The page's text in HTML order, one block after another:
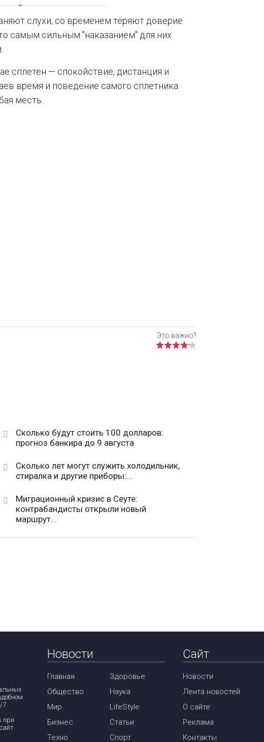
слухи, со временем теряют доверие
самым сильным "наказанием" для них
сплетен — спокойствие, дистанция и
время и поведение самого сплетника
месть.
Сколько будут стоить 100 долларов:
прогноз банкира до 9 августа
Сколько лет могут служить холодильник,
стиралка и другие приборы:...
Миграционный кризис в Сеуте:
контрабандисты открыли новый
маршрут...
7.
при
Новости
Главная
Общество
Мир
Бизнес
Техно
Здоровье
Наука
LifeStyle
Статьи
Спорт
Сайт
Новости
Лента новостей
О сайте
Реклама
Контакты